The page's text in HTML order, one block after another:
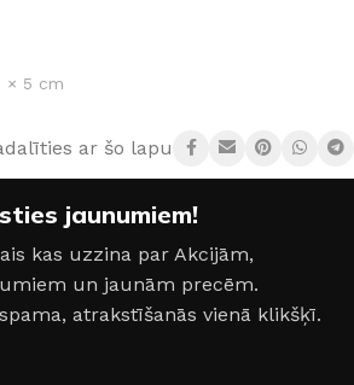
× 5 cm
ar šo lapu:
jaunumiem!
kas uzzina par Akcijām,
un jaunām precēm.
atrakstīšanās vienā klikšķī.